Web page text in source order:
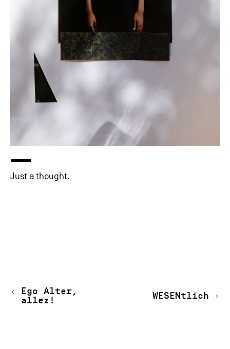
—
Just a thought.
‹
Ego Alter,
allez!
›
WESENtlich